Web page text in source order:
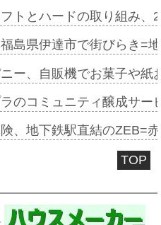
トとハードの取り組み
島県伊達市で街びらき=
ー、自販機でお菓子や
ラのコミュニティ醸成サ
、地下鉄駅直結のZEB=
TOP